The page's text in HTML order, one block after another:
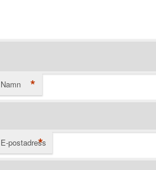
Namn *
E-postadress
*